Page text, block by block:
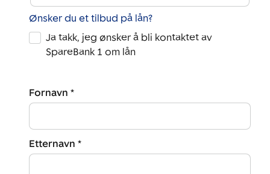
Ønsker du et tilbud på lån?
Ja takk, jeg ønsker å bli kontaktet av
SpareBank 1 om lån
Fornavn *
Etternavn *